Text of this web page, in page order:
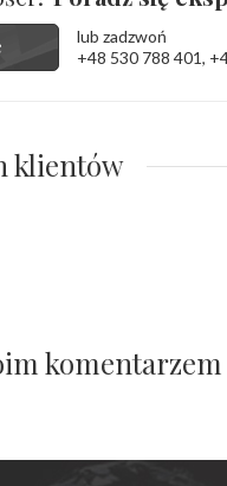
lub zadzwoń
+48 530 788 401,
klientów